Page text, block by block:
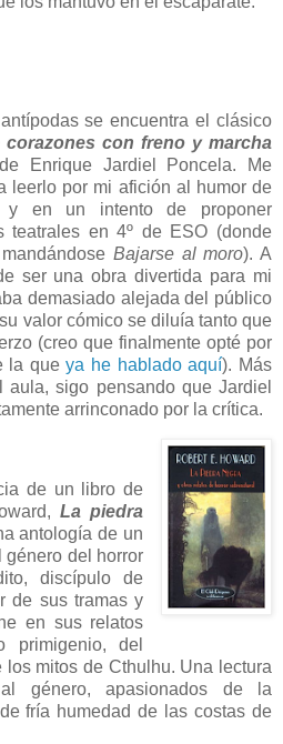
se encuentra el clásico
corazones con freno y marcha
Enrique Jardiel Poncela. Me
leerlo por mi afición al humor de
y en un intento de proponer
teatrales en 4º de ESO (donde
Bajarse al moro). A
ser una obra divertida para mi
demasiado alejada del público
valor cómico se diluía tanto que
(creo que finalmente opté por
la queya he hablado aquí). Más
sigo pensando que Jardiel
arrinconado por la crítica.
de un libro de
La piedra
antología de un
del horror
discípulo de
de sus tramas y
en sus relatos
primigenio, del
los mitos de Cthulhu. Una lectura
género, apasionados de la
fría humedad de las costas de